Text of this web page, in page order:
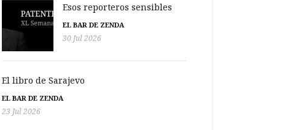
Esos reporteros sensibles
EL BAR DE ZENDA
30 Jul 2026
El libro de Sarajevo
EL BAR DE ZENDA
23 Jul 2026